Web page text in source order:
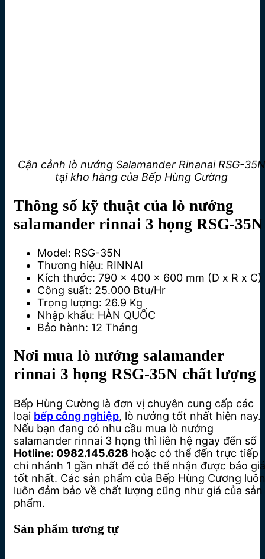
Cận cảnh lò nướng Salamander Rinanai RSG-35N
tại kho hàng của Bếp Hùng Cường
Thông số kỹ thuật của lò nướng
salamander rinnai 3 họng RSG-35N
Model: RSG-35N
Thương hiệu: RINNAI
Kích thước: 790 x 400 x 600 mm (D x R x C)
Công suất: 25.000 Btu/Hr
Trọng lượng: 26.9 Kg
Nhập khẩu: HÀN QUỐC
Bảo hành: 12 Tháng
Nơi mua lò nướng salamander
rinnai 3 họng RSG-35N chất lượng
Bếp Hùng Cường là đơn vị chuyên cung cấp các
loại bếp công nghiệp, lò nướng tốt nhất hiện nay.
Nếu bạn đang có nhu cầu mua lò nướng
salamander rinnai 3 họng thì liên hệ ngay đến số
Hotline: 0982.145.628 hoặc có thể đến trực tiếp
chi nhánh 1 gần nhất để có thể nhận được báo giá
tốt nhất. Các sản phẩm của Bếp Hùng Cương luôn
luôn đảm bảo về chất lượng cũng như giá của sản
phẩm.
Sản phẩm tương tự